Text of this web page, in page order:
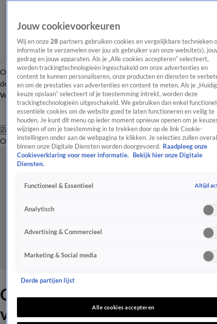
OverzichtAfleveringen Entertainment TV Algemeen
Tip
de redactieNieuwsbrief
Volg Shownieuws
Zoeken
OverzichtEntertainmentSpraakmakendRealityCrimeVideo's
Quinty Trustfull voelde einde
van Koffietijd aankomen
Jouw cookievoorkeuren
Wij en onze 28 partners gebruiken cookies en vergelijkbare technieken
informatie te verzamelen over jou als gebruiker van onze website(s),
gedrag en jouw apparaten. Als je „Alle cookies accepteren” selecteert,
worden trackingtechnologieën ingeschakeld om onze advertenties en
content te kunnen personaliseren, onze producten en diensten te
en om de prestaties van advertenties en content te meten. Als je
keuze opslaan” selecteert of je toestemming intrekt, worden deze
trackingtechnologieën uitgeschakeld. We gebruiken dan enkel
essentiële cookies om de website goed te laten functioneren en veilig te
houden. Je kunt dit menu op ieder moment opnieuw openen om je
wijzigen of om je toestemming in te trekken door op de link Cookie-
instellingen onder aan de webpagina te klikken. Je selecties zullen overal
binnen onze Digitale Diensten worden doorgevoerd. Raadpleeg onze
Cookieverklaring voor meer informatie.
Bekijk hier onze Digitale
Diensten.
Functioneel & Essentieel Altijd
Analytisch
Advertising & Commercieel
Marketing & Social media
Derde partijen lijst
Alle cookies accepteren